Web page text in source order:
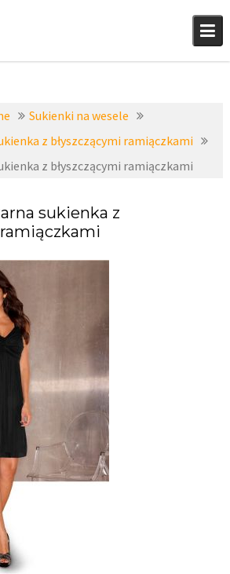
Sukienki na wesele
z błyszczącymi ramiączkami
z błyszczącymi ramiączkami
sukienka z